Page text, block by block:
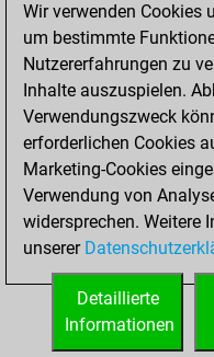
Bauernopfer
Matt auf vollem
Bauer setzt Matt
Erstickte Matts
Türme auf der
STARTSEITE
Wir verwenden Cookies
um bestimmte
Nutzererfahrungen zu
Inhalte auszuspielen.
Verwendungszweck
erforderlichen Cookies
Marketing-Cookies
Verwendung von
widersprechen. Weitere
unserer
Detaillierte
Informationen